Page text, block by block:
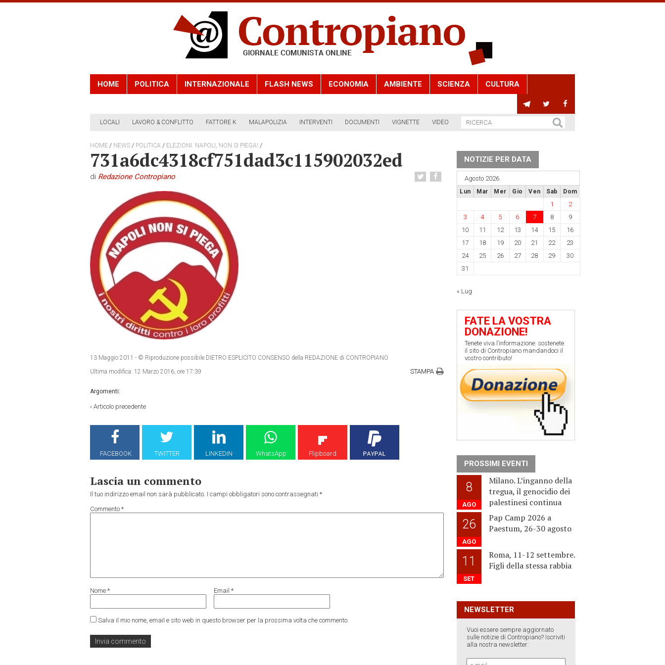
HOME POLITICA INTERNAZIONALE FLASH NEWS ECONOMIA AMBIENTE SCIENZA CULTURA
LOCALI LAVORO & CONFLITTO FATTORE K MALAPOLIZIA INTERVENTI DOCUMENTI VIGNETTE VIDEO
HOME / NEWS / POLITICA / ELEZIONI. NAPOLI, NON SI PIEGA! /
731a6dc4318cf751dad3c115902032ed
di Redazione Contropiano
13 Maggio 2011 - © Riproduzione possibile DIETRO ESPLICITO CONSENSO della REDAZIONE di CONTROPIANO
Ultima modifica: 12 Marzo 2016, ore 17:39 STAMPA
Argomenti:
‹ Articolo precedente
FACEBOOK TWITTER LINKEDIN WhatsApp Flipboard
Lascia un commento
Il tuo indirizzo email non sarà pubblicato. I campi obbligatori sono contrassegnati *
Commento *
Nome * Email *
Salva il mio nome, email e sito web in questo browser per la prossima volta che commento.
NOTIZIE PER DATA
Agosto 2026
Lun Mar Mer Gio Ven Sab Dom
1
2
3
4 5 6 7 8
9
10
11 12 13 14 15
16
17
18 19 20 21 22
23
24
25 26 27 28 29
30
31
« Lug
FATE LA VOSTRA
DONAZIONE!
Tenete viva l’informazione: sostenete
il sito di Contropiano mandandoci il
vostro contributo!
PROSSIMI EVENTI
8
AGO
Milano. L’inganno della
tregua, il genocidio dei
palestinesi continua
26
AGO
Pap Camp 2026 a
Paestum, 26-30 agosto
11
SET
Roma, 11-12 settembre.
Figli della stessa rabbia
NEWSLETTER
Vuoi essere sempre aggiornato
sulle notizie di Contropiano? Iscriviti
alla nostra newsletter: